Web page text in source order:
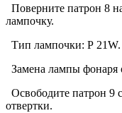
Поверните патрон 8
лампочку.
Тип лампочки: Р 21W.
Замена лампы фонаря
Освободите патрон 9
отвертки.